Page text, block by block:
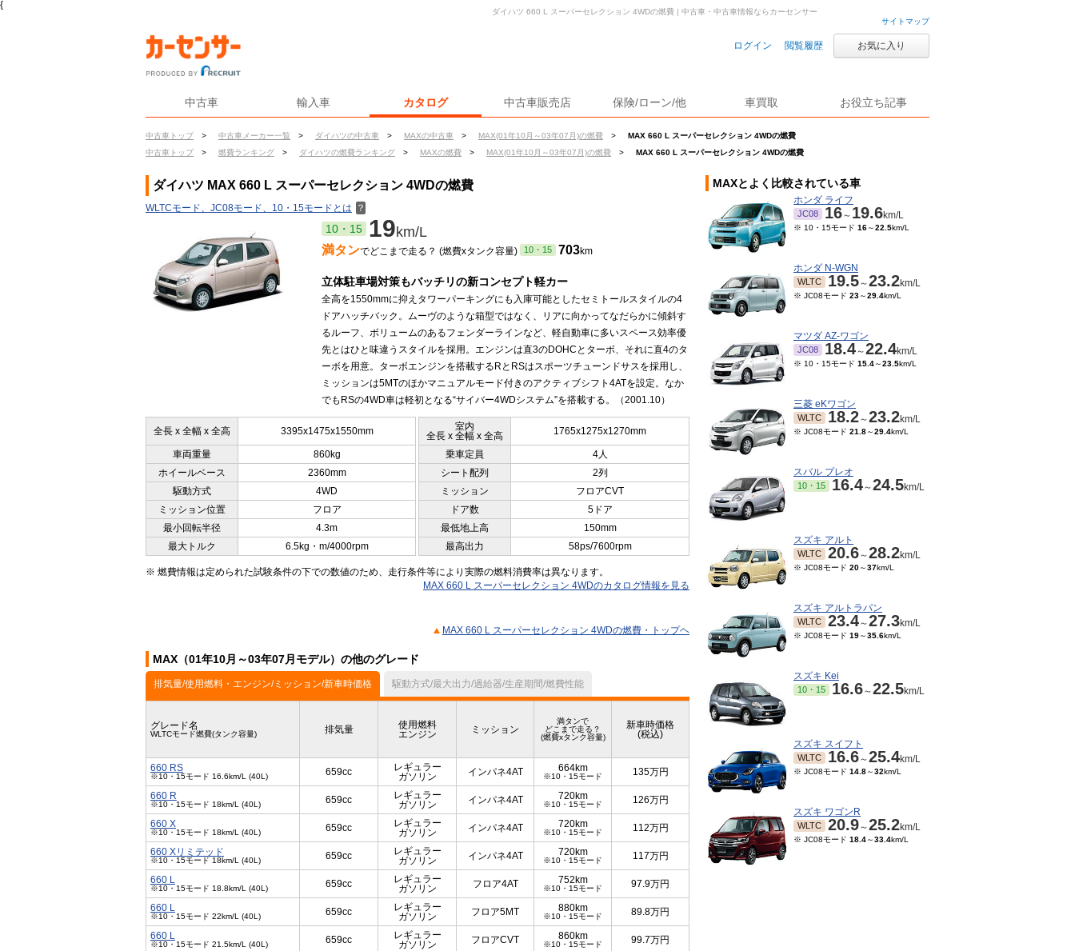
{
サイトマップ
ログイン 閲覧履歴 お気に入り
中古車 輸入車 カタログ 中古車販売店 保険/ローン/他 車買取 お役立ち記事
中古車トップ > 中古車メーカー一覧 > ダイハツの中古車 > MAXの中古車 > MAX(01年10月～03年07月)の燃費 >
MAX 660 L スーパーセレクション 4WDの燃費
中古車トップ
> 燃費ランキング > ダイハツの燃費ランキング > MAXの燃費 > MAX(01年10月～03年07月)の燃費 > MAX 660 L スーパーセレクション 4WDの燃費
ダイハツ 660 L スーパーセレクション 4WDの燃費 | 中古車・中古車情報ならカーセンサー
ダイハツ MAX 660 L スーパーセレクション 4WDの燃費
WLTCモード、JC08モード、10・15モードとは ？
10・15 19km/L
満タンでどこまで走る？ (燃費xタンク容量) 10・15 703km
立体駐車場対策もバッチリの新コンセプト軽カー
全高を1550mmに抑えタワーパーキングにも入庫可能としたセミトールスタイルの4
ドアハッチバック。ムーヴのような箱型ではなく、リアに向かってなだらかに傾斜す
るルーフ、ボリュームのあるフェンダーラインなど、軽自動車に多いスペース効率優
先とはひと味違うスタイルを採用。エンジンは直3のDOHCとターボ、それに直4のタ
ーボを用意。ターボエンジンを搭載するRとRSはスポーツチューンドサスを採用し、
ミッションは5MTのほかマニュアルモード付きのアクティブシフト4ATを設定。なか
でもRSの4WD車は軽初となる“サイバー4WDシステム”を搭載する。（2001.10）
全長 x 全幅 x 全高 3395x1475x1550mm
室内
全長 x 全幅 x 全高
1765x1275x1270mm
車両重量 860kg 乗車定員
4人
ホイールベース
2360mm シート配列
2列
駆動方式
4WD ミッション
フロアCVT
ミッション位置
フロア ドア数
5ドア
最小回転半径
4.3m 最低地上高
150mm
最大トルク
6.5kg・m/4000rpm 最高出力 58ps/7600rpm
※ 燃費情報は定められた試験条件の下での数値のため、走行条件等により実際の燃料消費率は異なります。
MAX 660 L スーパーセレクション 4WDのカタログ情報を見る
MAX 660 L スーパーセレクション 4WDの燃費・トップヘ
MAX（01年10月～03年07月モデル）の他のグレード
排気量/使用燃料・エンジン/ミッション/新車時価格 駆動方式/最大出力/過給器/生産期間/燃費性能
グレード名
WLTCモード燃費(タンク容量) 排気量
使用燃料
エンジン
ミッション
満タンで
どこまで走る？
(燃費xタンク容量)
新車時価格
(税込)
660 RS
※10・15モード 16.6km/L (40L) 659cc
レギュラー
ガソリン
インパネ4AT 664km
※10・15モード 135万円
660 R
※10・15モード 18km/L (40L) 659cc
レギュラー
ガソリン
インパネ4AT 720km
※10・15モード 126万円
660 X
※10・15モード 18km/L (40L) 659cc
レギュラー
ガソリン
インパネ4AT 720km
※10・15モード 112万円
660 Xリミテッド
※10・15モード 18km/L (40L) 659cc
レギュラー
ガソリン
インパネ4AT 720km
※10・15モード 117万円
660 L
※10・15モード 18.8km/L (40L) 659cc
レギュラー
ガソリン
フロア4AT 752km
※10・15モード 97.9万円
660 L
※10・15モード 22km/L (40L) 659cc
レギュラー
ガソリン
フロア5MT 880km
※10・15モード 89.8万円
660 L
※10・15モード 21.5km/L (40L) 659cc
レギュラー
ガソリン
フロアCVT 860km
※10・15モード 99.7万円
MAXとよく比較されている車
ホンダ ライフ
JC08 16～ 19.6km/L
※ 10・15モード 16～22.5km/L
ホンダ N-WGN
WLTC 19.5～23.2km/L
※ JC08モード 23～29.4km/L
マツダ AZ-ワゴン
JC08 18.4～22.4km/L
※ 10・15モード 15.4～23.5km/L
三菱 eKワゴン
WLTC 18.2～23.2km/L
※ JC08モード 21.8～29.4km/L
スバル プレオ
10・15 16.4～24.5km/L
スズキ アルト
WLTC 20.6～28.2km/L
※ JC08モード 20～37km/L
スズキ アルトラパン
WLTC 23.4～27.3km/L
※ JC08モード 19～35.6km/L
スズキ Kei
10・15 16.6～22.5km/L
スズキ スイフト
WLTC 16.6～25.4km/L
※ JC08モード 14.8～32km/L
スズキ ワゴンR
WLTC 20.9～25.2km/L
※ JC08モード 18.4～33.4km/L